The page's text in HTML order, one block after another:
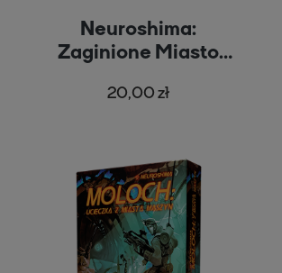
Neuroshima:
Zaginione Miasto
20,00 zł